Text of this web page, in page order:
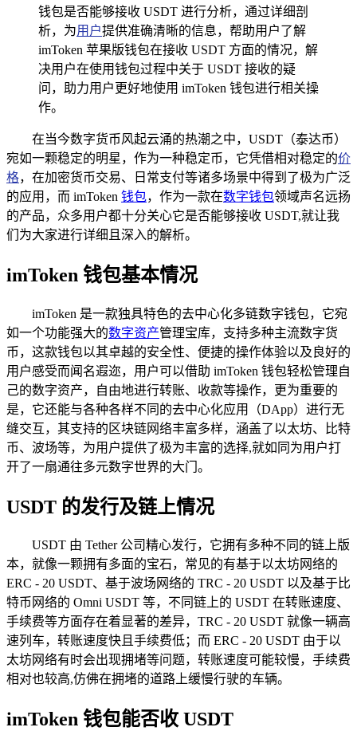
钱包是否能够接收 USDT 进行分析，通过详细剖
析，为用户提供准确清晰的信息，帮助用户了解
imToken 苹果版钱包在接收 USDT 方面的情况，解
决用户在使用钱包过程中关于 USDT 接收的疑
问，助力用户更好地使用 imToken 钱包进行相关操
作。
在当今数字货币风起云涌的热潮之中，USDT（泰达币）
宛如一颗稳定的明星，作为一种稳定币，它凭借相对稳定的价
格，在加密货币交易、日常支付等诸多场景中得到了极为广泛
的应用，而 imToken 钱包，作为一款在数字钱包领域声名远扬
的产品，众多用户都十分关心它是否能够接收 USDT,就让我
们为大家进行详细且深入的解析。
imToken 钱包基本情况
imToken 是一款独具特色的去中心化多链数字钱包，它宛
如一个功能强大的数字资产管理宝库，支持多种主流数字货
币，这款钱包以其卓越的安全性、便捷的操作体验以及良好的
用户感受而闻名遐迩，用户可以借助 imToken 钱包轻松管理自
己的数字资产，自由地进行转账、收款等操作，更为重要的
是，它还能与各种各样不同的去中心化应用（DApp）进行无
缝交互，其支持的区块链网络丰富多样，涵盖了以太坊、比特
币、波场等，为用户提供了极为丰富的选择,就如同为用户打
开了一扇通往多元数字世界的大门。
USDT 的发行及链上情况
USDT 由 Tether 公司精心发行，它拥有多种不同的链上版
本，就像一颗拥有多面的宝石，常见的有基于以太坊网络的
ERC - 20 USDT、基于波场网络的 TRC - 20 USDT 以及基于比
特币网络的 Omni USDT 等，不同链上的 USDT 在转账速度、
手续费等方面存在着显著的差异，TRC - 20 USDT 就像一辆高
速列车，转账速度快且手续费低；而 ERC - 20 USDT 由于以
太坊网络有时会出现拥堵等问题，转账速度可能较慢，手续费
相对也较高,仿佛在拥堵的道路上缓慢行驶的车辆。
imToken 钱包能否收 USDT